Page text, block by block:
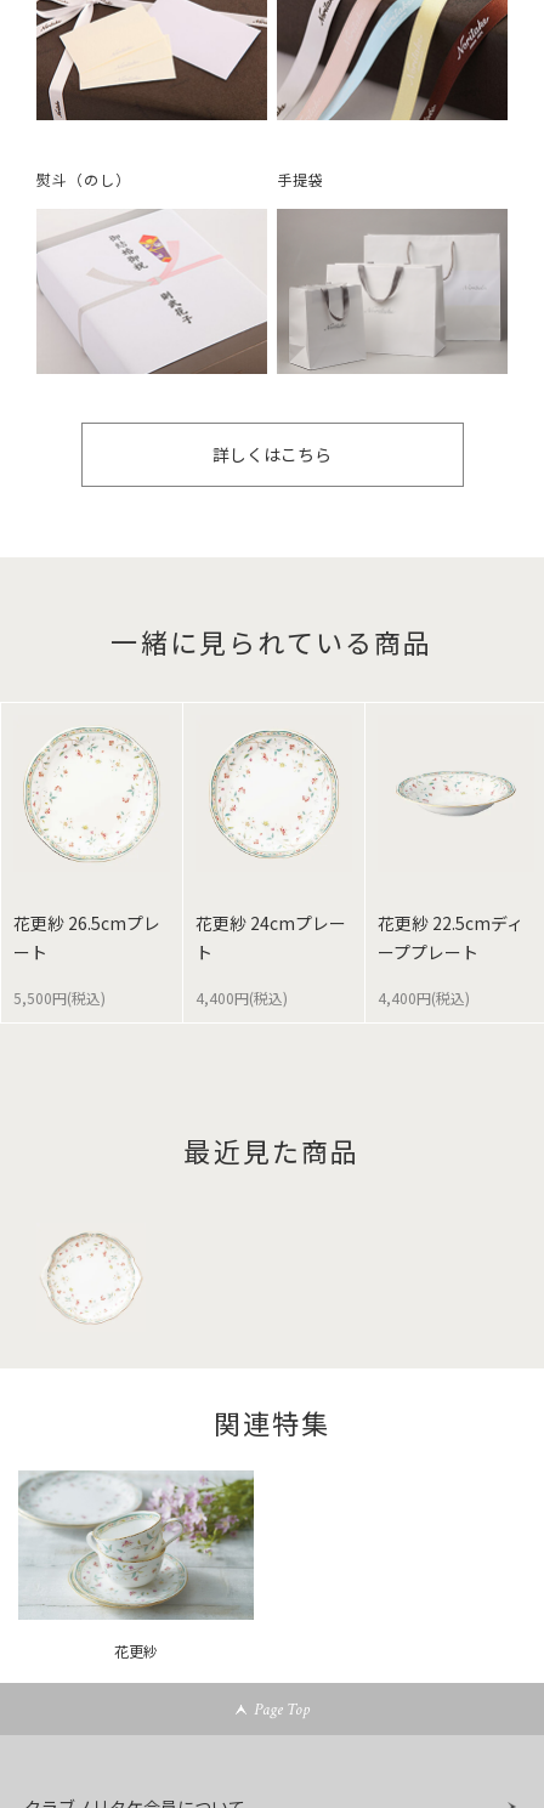
熨斗（のし） 手提袋
詳しくはこちら
一緒に見られている商品
花更紗 26.5cmプレ
ート
5,500円(税込)
花更紗 24cmプレー
ト
4,400円(税込)
花更紗 22.5cmディ
ーププレート
4,400円(税込)
最近見た商品
関連特集
花更紗
Page Top